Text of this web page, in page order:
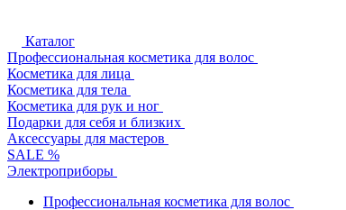
Каталог
Профессиональная косметика для волос
Косметика для лица
Косметика для тела
Косметика для рук и ног
Подарки для себя и близких
Аксессуары для мастеров
SALE %
Электроприборы
Профессиональная косметика для волос